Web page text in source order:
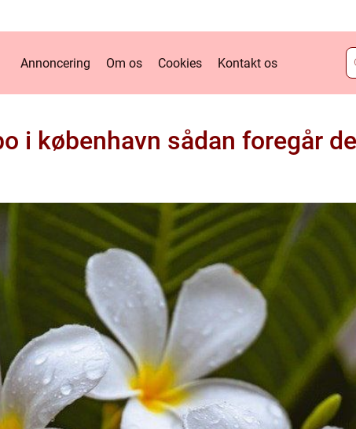
Annoncering Om os Cookies Kontakt os
i københavn sådan foregår